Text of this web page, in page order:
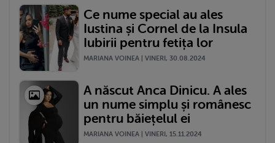
Ce nume special au ales
Iustina și Cornel de la Insula
Iubirii pentru fetița lor
MARIANA VOINEA | VINERI, 30.08.2024
A născut Anca Dinicu. A ales
un nume simplu și românesc
pentru băiețelul ei
MARIANA VOINEA | VINERI, 15.11.2024